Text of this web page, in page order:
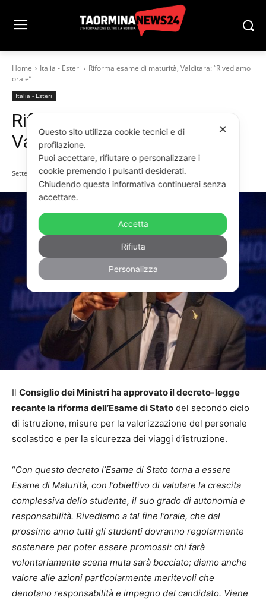
Home Italia - Esteri
Riforma esame di maturità, Valditara: “Rivediamo
orale”
Italia - Esteri
Riforma esame di maturità,
Valditara: “Rivediamo orale”
Settembre 4, 2025
Il Consiglio dei Ministri ha approvato il decreto-legge
recante la riforma dell’Esame di Stato del secondo ciclo
di istruzione, misure per la valorizzazione del personale
scolastico e per la sicurezza dei viaggi d’istruzione.
“Con questo decreto l’Esame di Stato torna a essere
Esame di Maturità, con l’obiettivo di valutare la crescita
complessiva dello studente, il suo grado di autonomia e
responsabilità. Rivediamo a tal fine l’orale, che dal
prossimo anno tutti gli studenti dovranno regolarmente
sostenere per poter essere promossi: chi farà
volontariamente scena muta sarà bocciato; diamo anche
valore alle azioni particolarmente meritevoli che
denotano responsabilità e impegno del candidato. Viene
✕
Questo sito utilizza cookie tecnici e di
profilazione.
Puoi accettare, rifiutare o personalizzare i
cookie premendo i pulsanti desiderati.
Chiudendo questa informativa continuerai senza
accettare.
Accetta
Rifiuta
Personalizza